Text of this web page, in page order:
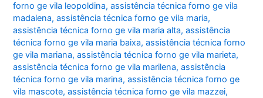
forno ge vila leopoldina,assistência técnica forno ge vila
madalena,assistência técnica forno ge vila maria,
assistência técnica forno ge vila maria alta,assistência
técnica forno ge vila maria baixa,assistência técnica forno
ge vila mariana,assistência técnica forno ge vila marieta,
assistência técnica forno ge vila marilena,assistência
técnica forno ge vila marina,assistência técnica forno ge
vila mascote,assistência técnica forno ge vila mazzei,